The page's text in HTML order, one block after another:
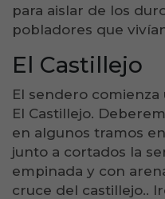
para aislar de los
pobladores que
El Castillejo
El sendero
El Castillejo.
en algunos tramos
junto a cortados la
empinada y con
cruce del castillejo..